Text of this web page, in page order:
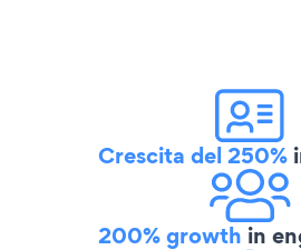
Crescita del 250%
200% growth in